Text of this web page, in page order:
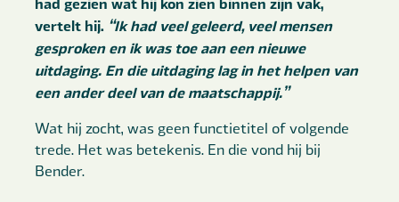
vertelt hij. “Ik had veel geleerd, veel mensen
gesproken en ik was toe aan een nieuwe
uitdaging. En die uitdaging lag in het helpen van
een ander deel van de maatschappij.”
Wat hij zocht, was geen functietitel of volgende
trede. Het was betekenis. En die vond hij bij
Bender.